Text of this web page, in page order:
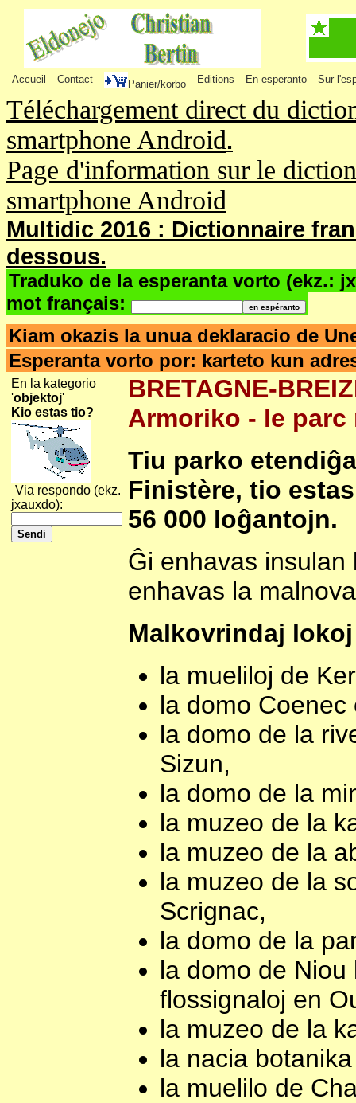
Accueil Contact Panier/korbo Editions En esperanto Sur
Téléchargement direct du
smartphone Android.
Page d'information sur le
smartphone Android
Multidic 2016 : Dictionnaire
dessous.
Traduko de la esperanta vorto (ekz.:
mot français:
Kiam okazis la unua deklaracio de
Esperanta vorto por: karteto kun
En la kategorio
'objektoj'
Kio estas tio?
Via respondo (ekz.
jxauxdo):
BRETAGNE-
Armoriko - le
Tiu parko
Finistère, tio
56 000 loĝantojn.
Ĝi enhavas
enhavas la
Malkovrindaj
la mueliloj de
la domo
la domo de la
Sizun,
la domo de la
la muzeo de la
la muzeo de la
la muzeo de la
Scrignac,
la domo de la
la domo de
flossignaloj en
la muzeo de la
la nacia
la muelilo de